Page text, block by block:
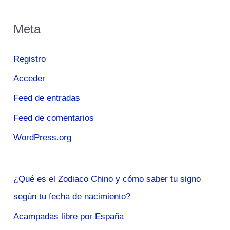
Meta
Registro
Acceder
Feed de entradas
Feed de comentarios
WordPress.org
¿Qué es el Zodiaco Chino y cómo saber tu signo
según tu fecha de nacimiento?
Acampadas libre por España